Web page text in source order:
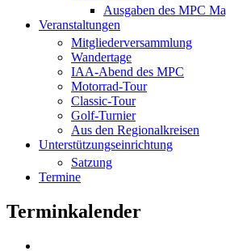
Ausgaben des MPC
Veranstaltungen
Mitgliederversammlung
Wandertage
IAA-Abend des MPC
Motorrad-Tour
Classic-Tour
Golf-Turnier
Aus den Regionalkreisen
Unterstützungseinrichtung
Satzung
Termine
Terminkalender